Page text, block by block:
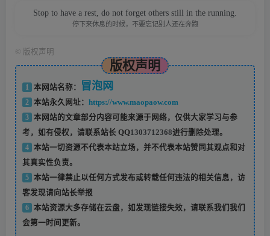
Stop to have a rest, do not forget others still in the running.
停下来休息的时候，不要忘记别人还在奔跑
版权声明
版权声明
1 本网站名称： 冒泡网
2 本站永久网址： https://www.maopaow.com
3
本网站的文章部分内容可能来源于网络，仅供大家学习与参
考，如有侵权，请联系站长 QQ1303712368进行删除处理。
4
本站一切资源不代表本站立场，并不代表本站赞同其观点和对
其真实性负责。
5
本站一律禁止以任何方式发布或转载任何违法的相关信息，访
客发现请向站长举报
6
本站资源大多存储在云盘，如发现链接失效，请联系我们我们
会第一时间更新。